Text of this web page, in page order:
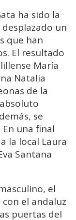
ha sido la
un
que han
El resultado
María
Natalia
de la
se
una final
la local Laura
Santana
el
el andaluz
puertas del